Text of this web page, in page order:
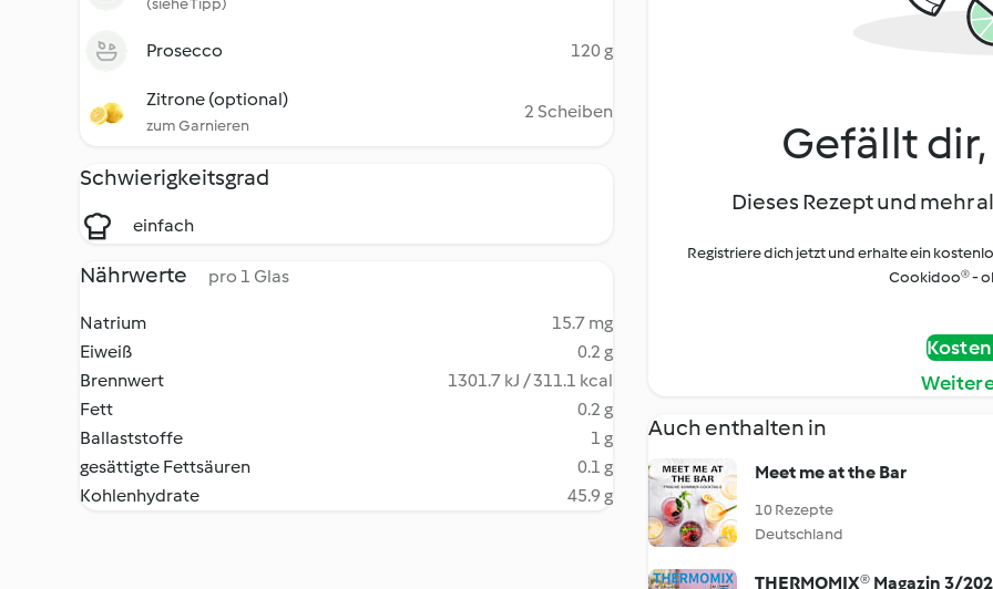
(siehe Tipp)
Prosecco 120 g
Zitrone (optional)
zum Garnieren
2 Scheiben
Schwierigkeitsgrad
einfach
Nährwerte pro 1 Glas
Natrium
15.7 mg
Eiweiß
0.2 g
Brennwert
1301.7 kJ / 311.1 kcal
Fett
0.2 g
Ballaststoffe
1 g
gesättigte Fettsäuren
0.1 g
Kohlenhydrate
45.9 g
Gefällt
Dieses Rezept und mehr
Registriere dich jetzt und erhalte ein
Cookidoo® -
Auch enthalten in
Meet me at the Bar
10 Rezepte
Deutschland
THERMOMIX® Magazin 3/